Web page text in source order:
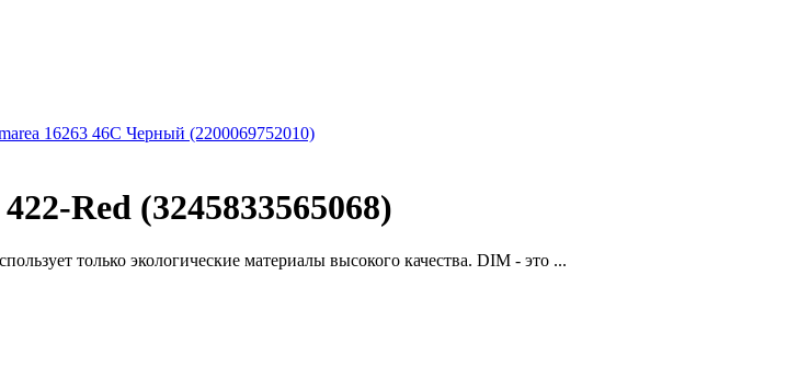
16263 46C Черный (2200069752010)
Red (3245833565068)
только экологические материалы высокого качества. DIM - это ...